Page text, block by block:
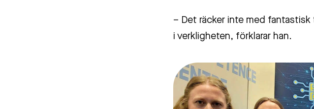
– Det räcker inte med
i verkligheten, förklarar han.